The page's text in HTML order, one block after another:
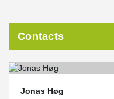
Contacts
Jonas Høg